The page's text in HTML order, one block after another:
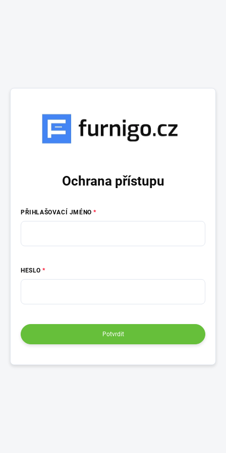
Ochrana přístupu
PŘIHLAŠOVACÍ JMÉNO
HESLO
Potvrdit